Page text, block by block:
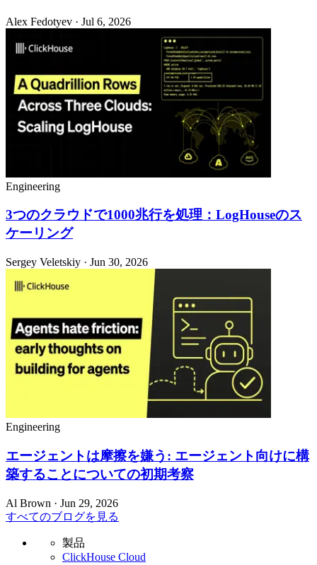
Alex Fedotyev · Jul 6, 2026
Engineering
3つのクラウドで1000兆行を処理：LogHouseのス
ケーリング
Sergey Veletskiy · Jun 30, 2026
Engineering
エージェントは摩擦を嫌う: エージェント向けに構
築することについての初期考察
Al Brown · Jun 29, 2026
すべてのブログを見る
製品
ClickHouse Cloud